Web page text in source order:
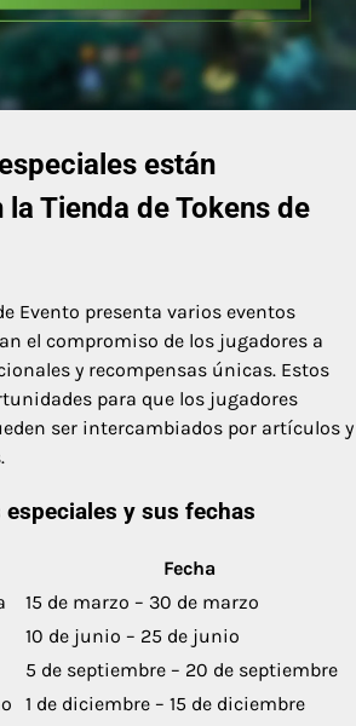
están
Tienda de Tokens de
Evento presenta varios eventos
el compromiso de los jugadores a
y recompensas únicas. Estos
para que los jugadores
ser intercambiados por artículos y
y sus fechas
Fecha
15 de marzo – 30 de marzo
10 de junio – 25 de junio
5 de septiembre – 20 de septiembre
1 de diciembre – 15 de diciembre